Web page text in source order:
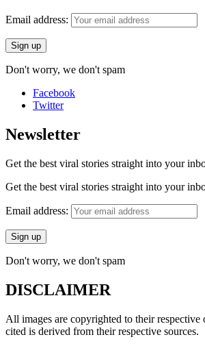
Email address:
Don't worry, we don't spam
Facebook
Twitter
Newsletter
Get the best viral stories straight into your
Get the best viral stories straight into your
Email address:
Don't worry, we don't spam
DISCLAIMER
All images are copyrighted to their
cited is derived from their respective sources.